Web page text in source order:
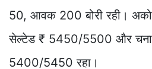
50, आवक 200 बोरी रही।
सेल्टेड ₹ 5450/5500 और चना
5400/5450 रहा।